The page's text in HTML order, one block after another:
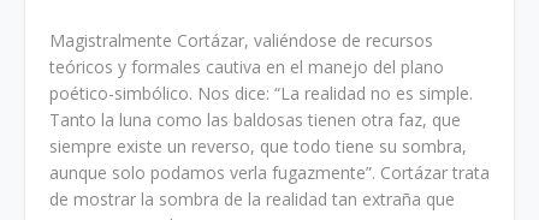
Magistralmente Cortázar, valiéndose de recursos
teóricos y formales cautiva en el manejo del plano
poético-simbólico. Nos dice: “La realidad no es simple.
Tanto la luna como las baldosas tienen otra faz, que
siempre existe un reverso, que todo tiene su sombra,
aunque solo podamos verla fugazmente”. Cortázar trata
de mostrar la sombra de la realidad tan extraña que